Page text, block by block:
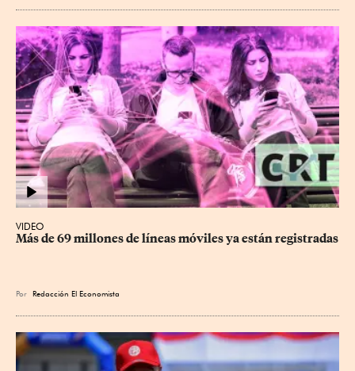
VIDEO
Más de 69 millones de líneas móviles ya están registradas
Por Redacción El Economista